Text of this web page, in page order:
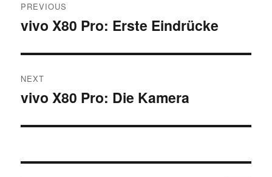
navigation
PREVIOUS
Previous
vivo X80 Pro: Erste Eindrücke
NEXT
Next
vivo X80 Pro: Die Kamera